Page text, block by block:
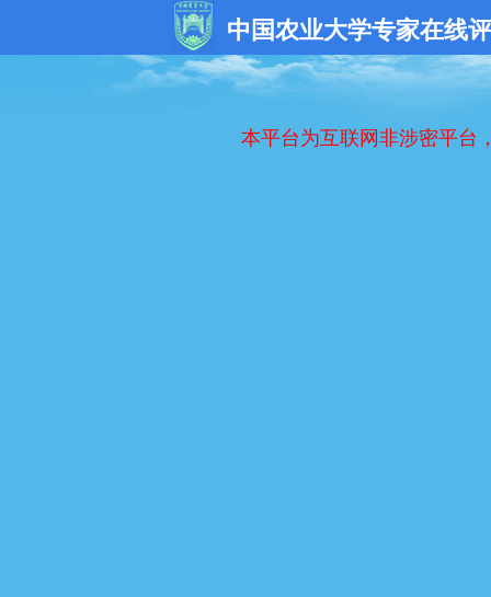
中国农业大学专家在线
本平台为互联网非涉密平台